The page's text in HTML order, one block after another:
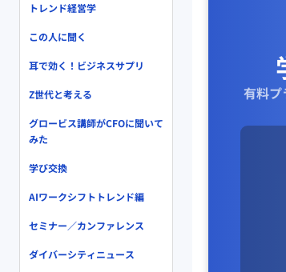
有料プ
トレンド経営学
この人に聞く
耳で効く！ビジネスサプリ
Z世代と考える
グロービス講師がCFOに聞いて
みた
学び交換
AIワークシフトトレンド編
セミナー／カンファレンス
ダイバーシティニュース